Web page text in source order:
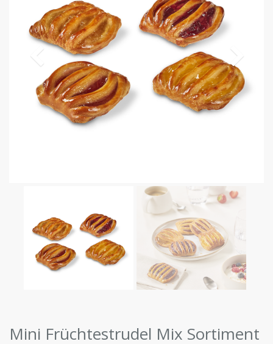
Mini Früchtestrudel Mix Sortiment